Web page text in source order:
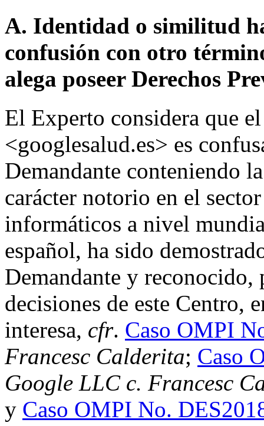
A. Identidad o similitud
confusión con otro
alega poseer Derechos
El Experto considera que
<googlesalud.es> es
Demandante conteniendo
carácter notorio en el
informáticos a nivel
español, ha sido
Demandante y reconocido,
decisiones de este Centro,
interesa, cfr. Caso OMPI
Francesc Calderita; Caso
Google LLC c. Francesc
y Caso OMPI No.